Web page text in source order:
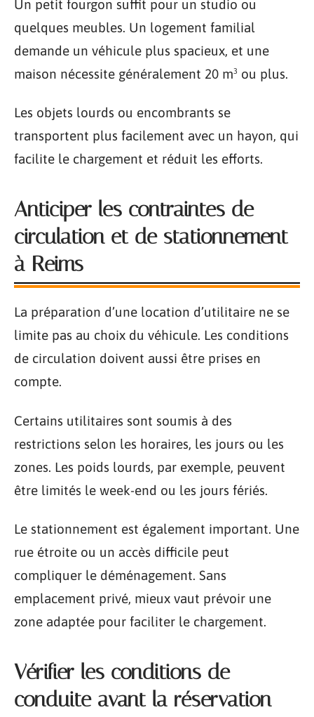
Un petit fourgon suffit pour un studio ou
quelques meubles. Un logement familial
demande un véhicule plus spacieux, et une
maison nécessite généralement 20 m³ ou plus.
Les objets lourds ou encombrants se
transportent plus facilement avec un hayon, qui
facilite le chargement et réduit les efforts.
Anticiper les contraintes de
circulation et de stationnement
à Reims
La préparation d’une location d’utilitaire ne se
limite pas au choix du véhicule. Les conditions
de circulation doivent aussi être prises en
compte.
Certains utilitaires sont soumis à des
restrictions selon les horaires, les jours ou les
zones. Les poids lourds, par exemple, peuvent
être limités le week-end ou les jours fériés.
Le stationnement est également important. Une
rue étroite ou un accès difficile peut
compliquer le déménagement. Sans
emplacement privé, mieux vaut prévoir une
zone adaptée pour faciliter le chargement.
Vérifier les conditions de
conduite avant la réservation